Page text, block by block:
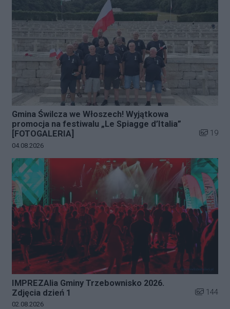
Gmina Świlcza we Włoszech! Wyjątkowa
promocja na festiwalu „Le Spiagge d’Italia”
[FOTOGALERIA]
Liczba
19
Data dodania galerii:
04.08.2026
IMPREZAlia Gminy Trzebownisko 2026.
Zdjęcia dzień 1
Liczba
144
Data dodania galerii:
02.08.2026